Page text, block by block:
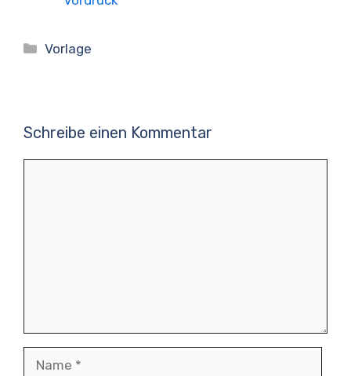
Kategorien
Vorlage
Schreibe einen Kommentar